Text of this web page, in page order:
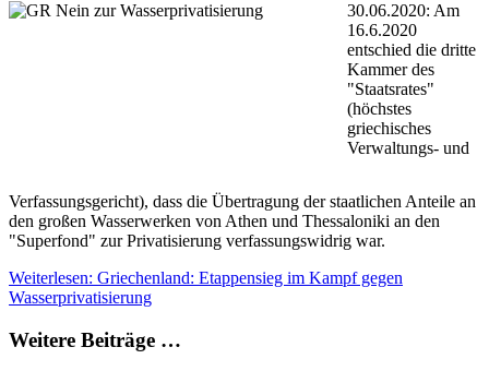
30.06.2020: Am
16.6.2020
entschied die dritte
Kammer des
"Staatsrates"
(höchstes
griechisches
Verwaltungs- und
Verfassungsgericht), dass die Übertragung der staatlichen Anteile an
den großen Wasserwerken von Athen und Thessaloniki an den
"Superfond" zur Privatisierung verfassungswidrig war.
Weiterlesen: Griechenland: Etappensieg im Kampf gegen
Wasserprivatisierung
Weitere Beiträge …